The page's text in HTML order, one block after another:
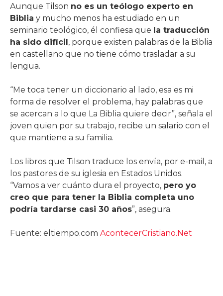
Aunque Tilson no es un teólogo experto en
Biblia y mucho menos ha estudiado en un
seminario teológico, él confiesa que la traducción
ha sido difícil, porque existen palabras de la Biblia
en castellano que no tiene cómo trasladar a su
lengua.
“Me toca tener un diccionario al lado, esa es mi
forma de resolver el problema, hay palabras que
se acercan a lo que La Biblia quiere decir”, señala el
joven quien por su trabajo, recibe un salario con el
que mantiene a su familia.
Los libros que Tilson traduce los envía, por e-mail, a
los pastores de su iglesia en Estados Unidos.
“Vamos a ver cuánto dura el proyecto, pero yo
creo que para tener la Biblia completa uno
podría tardarse casi 30 años”, asegura.
Fuente: eltiempo.com AcontecerCristiano.Net